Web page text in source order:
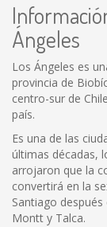
Ángeles
Los Ángeles es
provincia de
centro-sur de
país.
Es una de las
últimas décadas,
arrojaron que la
convertirá en la
Santiago
Montt y Talca.